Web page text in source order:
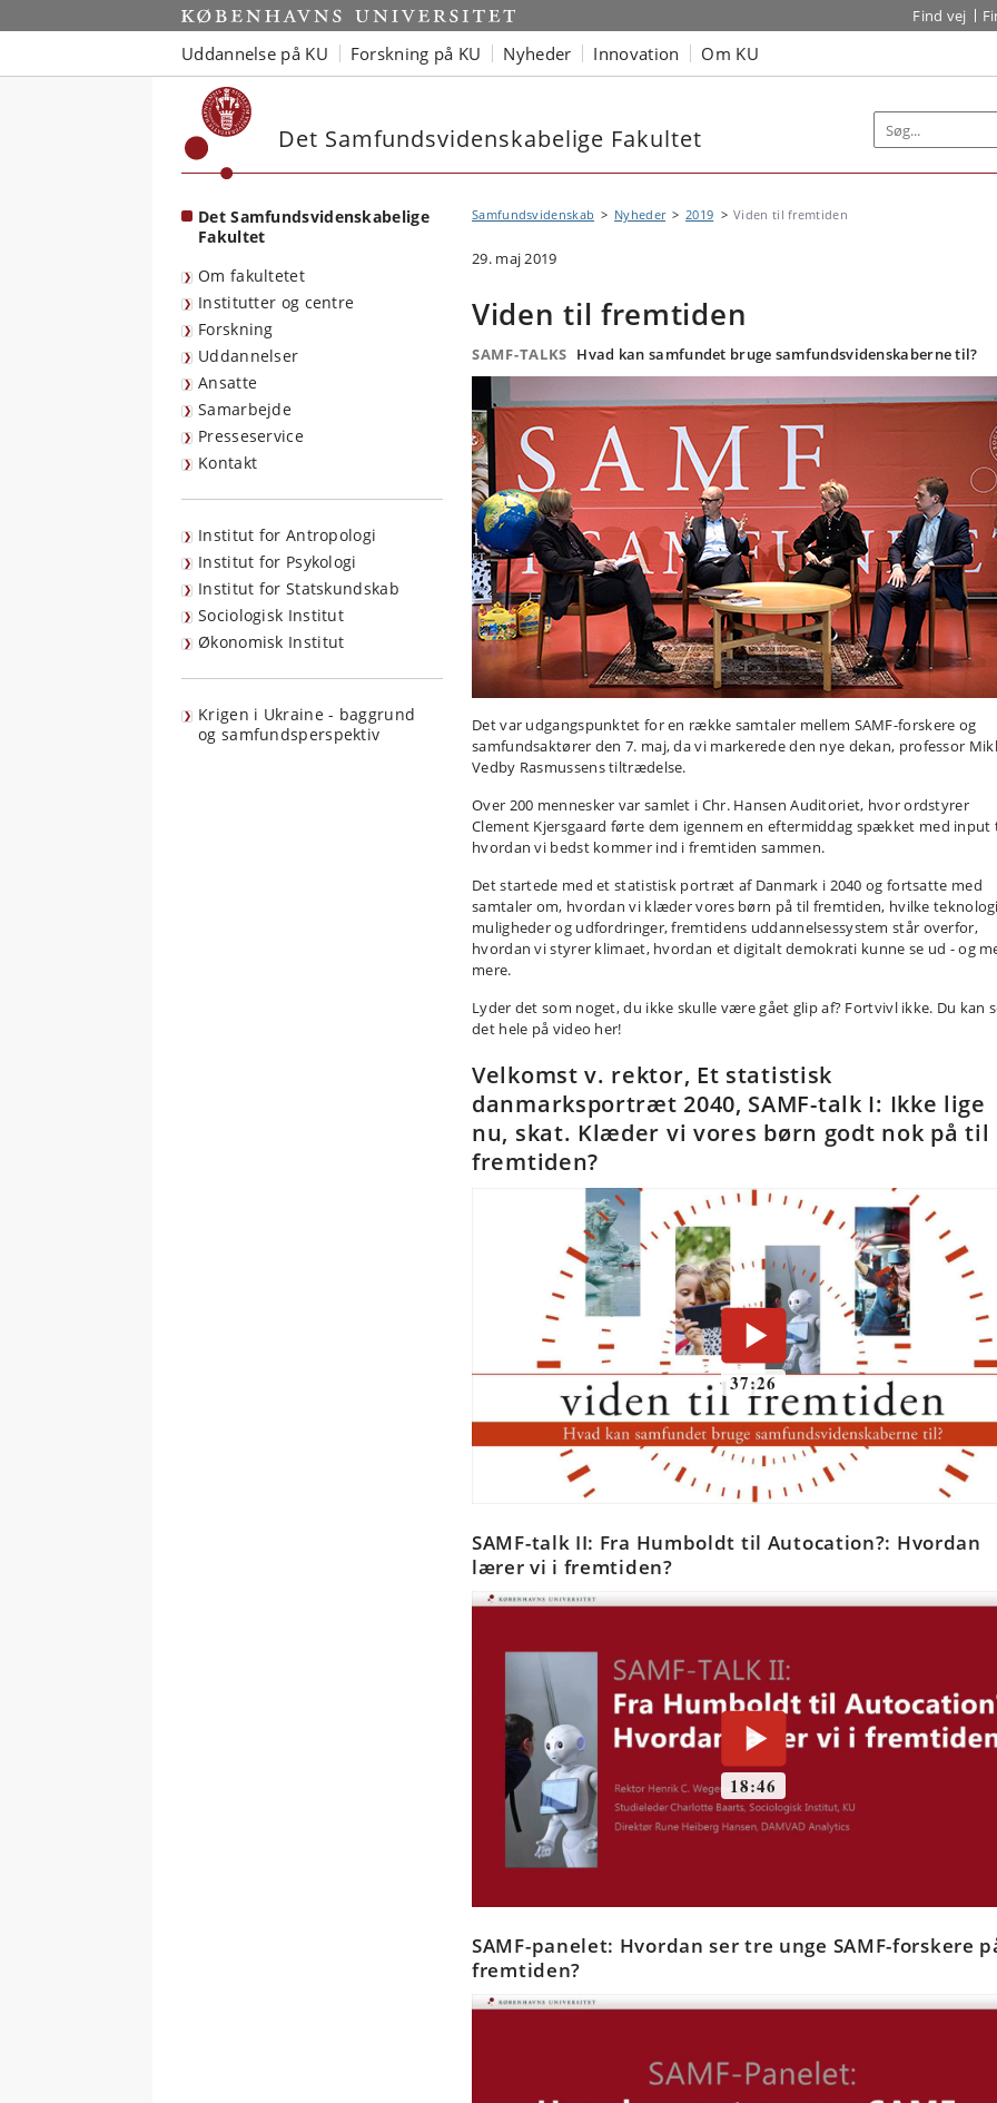
Start Find vej
Uddannelse på KU Forskning på KU Nyheder Innovation Om KU
Det Samfundsvidenskabelige Fakultet
Det Samfundsvidenskabelige
Fakultet
Om fakultetet
Institutter og centre
Forskning
Uddannelser
Ansatte
Samarbejde
Presseservice
Kontakt
Institut for Antropologi
Institut for Psykologi
Institut for Statskundskab
Sociologisk Institut
Økonomisk Institut
Krigen i Ukraine - baggrund
og samfundsperspektiv
Samfundsvidenskab Nyheder 2019 Viden til fremtiden
29. maj 2019
Viden til fremtiden
SAMF-TALKS Hvad kan samfundet bruge samfundsvidenskaberne til?
Det var udgangspunktet for en række samtaler mellem SAMF-forskere og
samfundsaktører den 7. maj, da vi markerede den nye dekan, professor
Vedby Rasmussens tiltrædelse.
Over 200 mennesker var samlet i Chr. Hansen Auditoriet, hvor ordstyrer
Clement Kjersgaard førte dem igennem en eftermiddag spækket med input
hvordan vi bedst kommer ind i fremtiden sammen.
Det startede med et statistisk portræt af Danmark i 2040 og fortsatte med
samtaler om, hvordan vi klæder vores børn på til fremtiden, hvilke
muligheder og udfordringer, fremtidens uddannelsessystem står overfor,
hvordan vi styrer klimaet, hvordan et digitalt demokrati kunne se ud - og
mere.
Lyder det som noget, du ikke skulle være gået glip af? Fortvivl ikke. Du kan
det hele på video her!
Velkomst v. rektor, Et statistisk
danmarksportræt 2040, SAMF-talk I: Ikke lige
nu, skat. Klæder vi vores børn godt nok på til
fremtiden?
SAMF-talk II: Fra Humboldt til Autocation?: Hvordan
lærer vi i fremtiden?
SAMF-panelet: Hvordan ser tre unge SAMF-forskere
fremtiden?